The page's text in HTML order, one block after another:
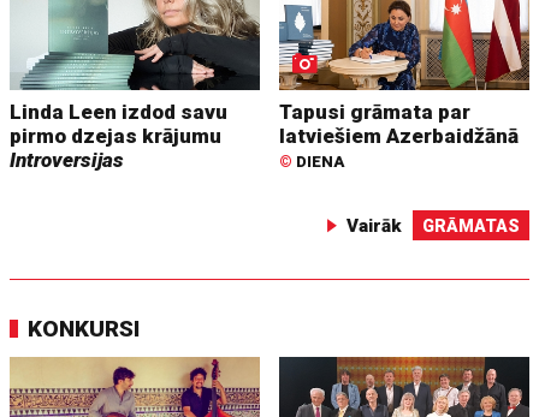
Linda Leen izdod savu
pirmo dzejas krājumu
Introversijas
Tapusi grāmata par
latviešiem Azerbaidžānā
© DIENA
Vairāk GRĀMATAS
KONKURSI